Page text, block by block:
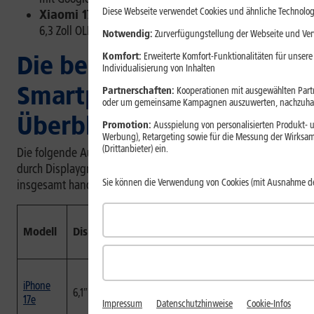
Xiaomi 17:
leistungsstarkes Android-Smartphone mit
6,3 Zoll OLED-Display und schmaler Bauform
Die besten kleinen
Smartphones 2026 im
Überblick
Die folgende Auswahl zeigt kompakte Smartphones, die
durch Displaygröße, Gehäusebreite, Gewicht oder ein
insgesamt handliches Format auffallen.[1],[2],[3],[4]
Modell Display
Speicher
iPhone
17e
6,1″ OLED
512 GB
× 7,8
Diese Webseite verwendet Cookies und ähnliche
Notwendig: Zurverfügungstellung der Webseite und
Komfort: Erweiterte Komfort-Funktionalitäten für
Individualisierung von Inhalten
Partnerschaften: Kooperationen mit ausgewählten
oder um gemeinsame Kampagnen auszuwerten,
Promotion: Ausspielung von personalisierten Produkt-
Werbung), Retargeting sowie für die Messung der
(Drittanbieter) ein.
Sie können die Verwendung von Cookies (mit Ausnahme
Impressum Datenschutzhinweise Cookie-Infos